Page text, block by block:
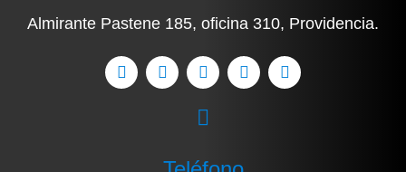
Almirante Pastene 185, oficina 310, Providencia.